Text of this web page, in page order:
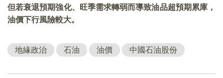
但若衰退預期強化、旺季需求轉弱而導致油品超預期累庫，
油價下行風險較大。
地緣政治 石油 油價 中國石油股份